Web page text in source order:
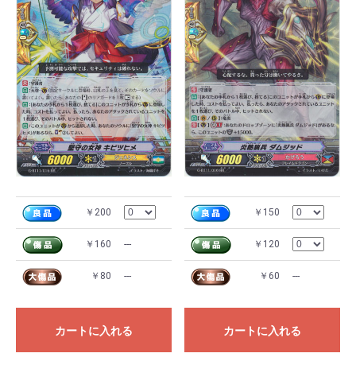
￥200
￥160 ---
￥80 ---
カートに入れる
￥150
￥120
￥60 ---
カートに入れる